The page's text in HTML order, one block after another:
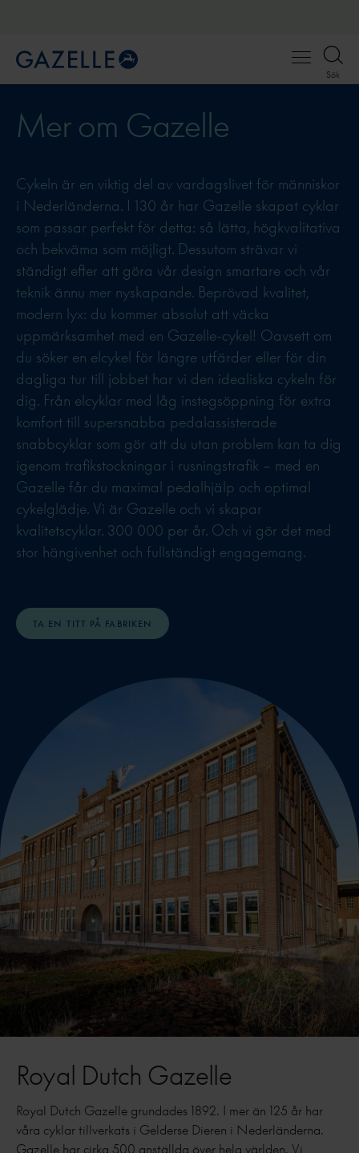
Open
Sök
Mer om Gazelle
Cykeln är en viktig del av vardagslivet för människor
i Nederländerna. I 130 år har Gazelle skapat cyklar
som passar perfekt för detta: så lätta, högkvalitativa
och bekväma som möjligt. Dessutom strävar vi
ständigt efter att göra vår design smartare och vår
teknik ännu mer nyskapande. Beprövad kvalitet,
modern lyx: du kommer absolut att väcka
uppmärksamhet med en Gazelle-cykel! Oavsett om
du söker en elcykel för längre utfärder eller för din
dagliga tur till jobbet har vi den idealiska cykeln för
dig. Från elcyklar med låg instegsöppning för extra
komfort till supersnabba pedalassisterade
snabbcyklar som gör att du utan problem kan ta dig
igenom trafikstockningar i rusningstrafik – med en
Gazelle får du maximal pedalhjälp och optimal
cykelglädje. Vi är Gazelle och vi skapar
kvalitetscyklar. 300 000 per år. Och vi gör det med
stor hängivenhet och fullständigt engagemang.
TA EN TITT PÅ FABRIKEN
Royal Dutch Gazelle
Royal Dutch Gazelle grundades 1892. I mer än 125 år har
våra cyklar tillverkats i Gelderse Dieren i Nederländerna.
Gazelle har cirka 500 anställda över hela världen. Vi